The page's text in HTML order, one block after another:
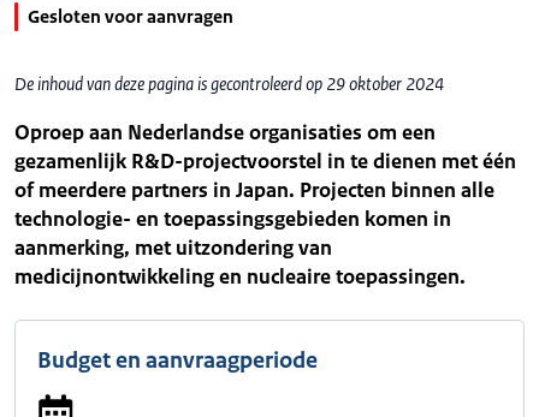
Gesloten voor aanvragen
De inhoud van deze pagina is gecontroleerd op 29 oktober 2024
Oproep aan Nederlandse organisaties om een
gezamenlijk R&D-projectvoorstel in te dienen met één
of meerdere partners in Japan. Projecten binnen alle
technologie- en toepassingsgebieden komen in
aanmerking, met uitzondering van
medicijnontwikkeling en nucleaire toepassingen.
Budget en aanvraagperiode